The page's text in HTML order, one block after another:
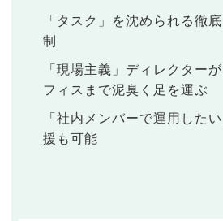
「タスク」を沈められる徹
制
「現場主義」ディレクター
フィスまで泥臭く足を運ぶ
「社内メンバーで運用した
援も可能